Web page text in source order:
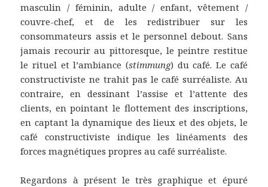
masculin / féminin, adulte / enfant, vêtement /
couvre-chef, et de les redistribuer sur les
consommateurs assis et le personnel debout. Sans
jamais recourir au pittoresque, le peintre restitue
le rituel et l’ambiance (stimmung) du café. Le café
constructiviste ne trahit pas le café surréaliste. Au
contraire, en dessinant l’assise et l’attente des
clients, en pointant le flottement des inscriptions,
en captant la dynamique des lieux et des objets, le
café constructiviste indique les linéaments des
forces magnétiques propres au café surréaliste.
Regardons à présent le très graphique et épuré